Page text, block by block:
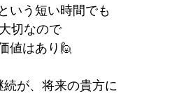
いう短い時間でも
切なので
値はあり🙋
続が、将来の貴方に